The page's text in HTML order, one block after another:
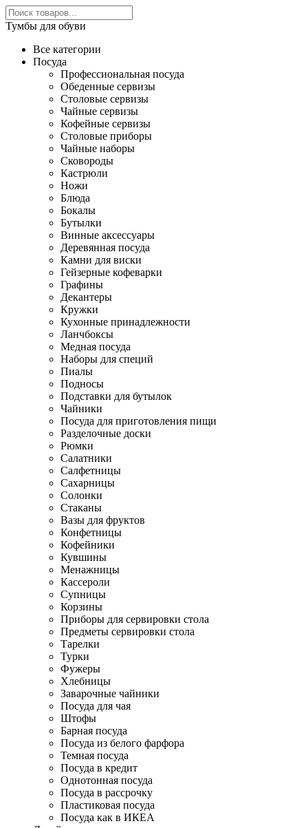
Тумбы для обуви
Все категории
Посуда
Профессиональная посуда
Обеденные сервизы
Столовые сервизы
Чайные сервизы
Кофейные сервизы
Столовые приборы
Чайные наборы
Сковороды
Кастрюли
Ножи
Блюда
Бокалы
Бутылки
Винные аксессуары
Деревянная посуда
Камни для виски
Гейзерные кофеварки
Графины
Декантеры
Кружки
Кухонные принадлежности
Ланчбоксы
Медная посуда
Наборы для специй
Пиалы
Подносы
Подставки для бутылок
Чайники
Посуда для приготовления пищи
Разделочные доски
Рюмки
Салатники
Салфетницы
Сахарницы
Солонки
Стаканы
Вазы для фруктов
Конфетницы
Кофейники
Кувшины
Менажницы
Кассероли
Супницы
Корзины
Приборы для сервировки стола
Предметы сервировки стола
Тарелки
Турки
Фужеры
Хлебницы
Заварочные чайники
Посуда для чая
Штофы
Барная посуда
Посуда из белого фарфора
Темная посуда
Посуда в кредит
Однотонная посуда
Посуда в рассрочку
Пластиковая посуда
Посуда как в ИКЕА